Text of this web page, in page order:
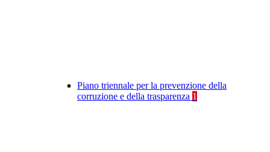
Piano triennale per la prevenzione della
corruzione e della trasparenza 1